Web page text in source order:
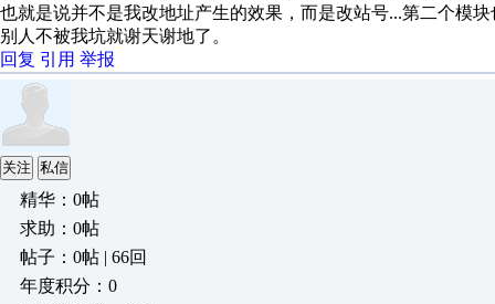
也就是说并不是我改地址产生的效果，而是改站号...第二个模
别人不被我坑就谢天谢地了。
回复 引用 举报
关注 私信
精华：0帖
求助：0帖
帖子：0帖 | 66回
年度积分：0